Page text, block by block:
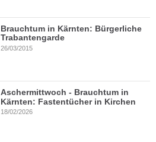
Brauchtum in Kärnten: Bürgerliche
Trabantengarde
26/03/2015
Aschermittwoch - Brauchtum in
Kärnten: Fastentücher in Kirchen
18/02/2026